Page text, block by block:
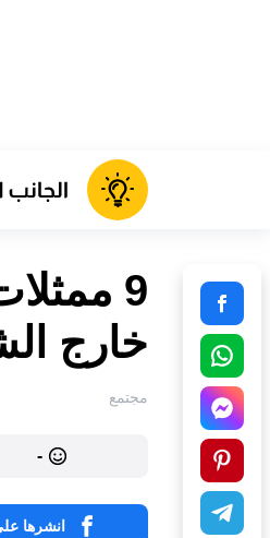
9
خارج
مجتمع
-
انشرها